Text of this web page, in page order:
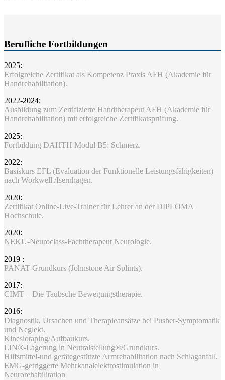
Berufliche Fortbildungen
2025:
Erfolgreiche Zertifikat als Kompetenz Praxis AFH (Akademie für
Handrehabilitation).
2022-2024:
Ausbildung zum Zertifizierte Handtherapeut AFH (Akademie für
Handrehabilitation) mit erfolgreiche Zertifikatsprüfung.
2025:
Fortbildung DAHTH Modul B5: Schmerz.
2022:
Basiskurs EFL (Evaluation der Funktionelle Leistungsfähigkeiten)
nach Workwell /Isernhagen.
2020:
Zertifikat Online-Live-Trainer für Lehrer an der DIPLOMA
Hochschule.
2020:
NEKU-Neuroclass-Fachtherapeut Neurologie.
2019 :
PANAT-Grundkurs (Johnstone Air Splints).
2017:
CIMT – Die Taubsche Bewegungstherapie.
2016:
Diagnostik, Ursachen und Therapieansätze bei Pusher-Symptomatik
und Neglekt.
Kinesiotaping/Aufbaukurs.
LIN®-Lagerung in Neutralstellung®/Grundkurs.
Hilfsmittel-und gerätegestützte Armrehabilitation nach Schlaganfall.
EMG-getriggerte Mehrkanalelektrostimulation in
Neurorehabilitation